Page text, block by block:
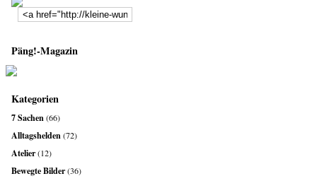
Päng!-Magazin
Kategorien
7 Sachen(66)
Alltagshelden(72)
Atelier(12)
Bewegte Bilder(36)